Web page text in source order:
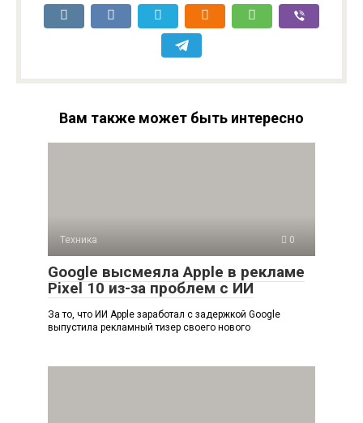
Вам также может быть интересно
Техника 0
Google высмеяла Apple в рекламе
Pixel 10 из-за проблем с ИИ
За то, что ИИ Apple заработал с задержкой Google
выпустила рекламный тизер своего нового